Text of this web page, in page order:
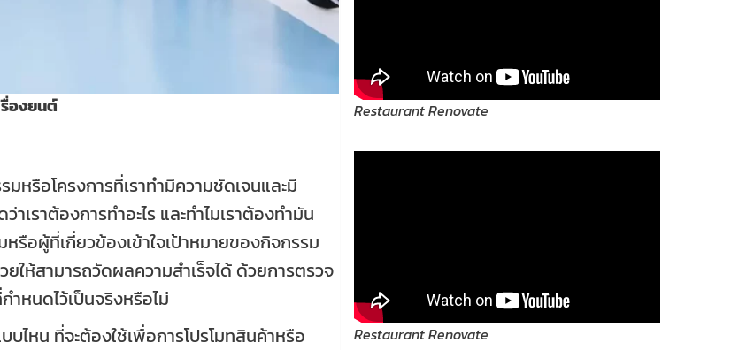
องยนต์
รือโครงการที่เราทำมีความชัดเจนและมี
ราต้องการทำอะไร และทำไมเราต้องทำมัน
อผู้ที่เกี่ยวข้องเข้าใจเป้าหมายของกิจกรรม
ห้สามารถวัดผลความสำเร็จได้ ด้วยการตรวจ
ำหนดไว้เป็นจริงหรือไม่
บไหน ที่จะต้องใช้เพื่อการโปรโมทสินค้าหรือ
Restaurant Renovate
Restaurant Renovate